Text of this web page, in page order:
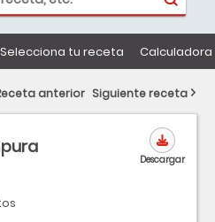
Selecciona tu receta
Descargar
anterior Siguiente receta